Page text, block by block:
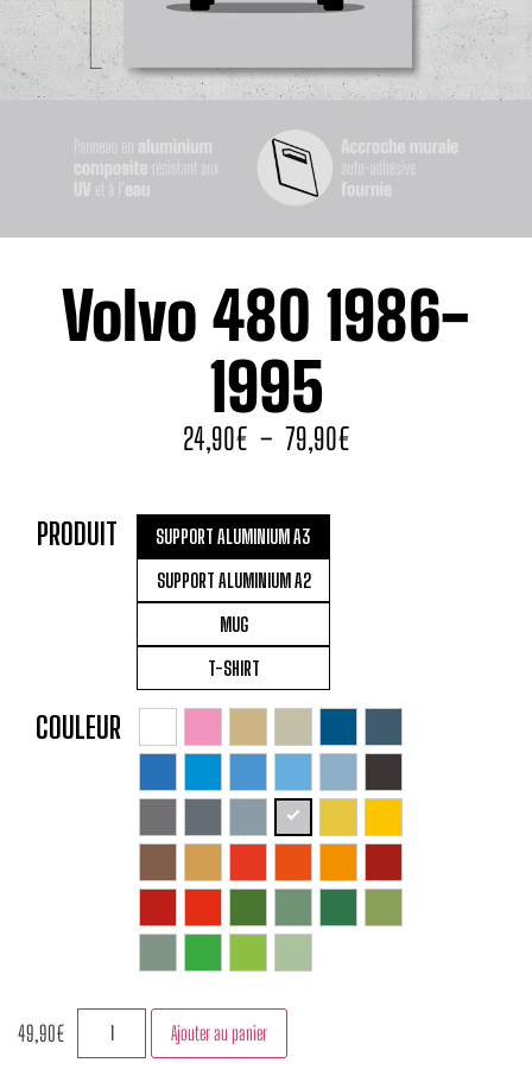
Volvo 480 1986-
1995
24,90€ – 79,90€
PRODUIT
SUPPORT ALUMINIUM A3
SUPPORT ALUMINIUM A2
MUG
T-SHIRT
COULEUR
49,90€ Ajouter au panier